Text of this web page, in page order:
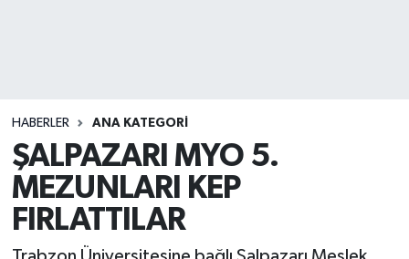
HABERLER ANA KATEGORI
ŞALPAZARI MYO 5.
MEZUNLARI KEP
FIRLATTILAR
Haber Arşivi